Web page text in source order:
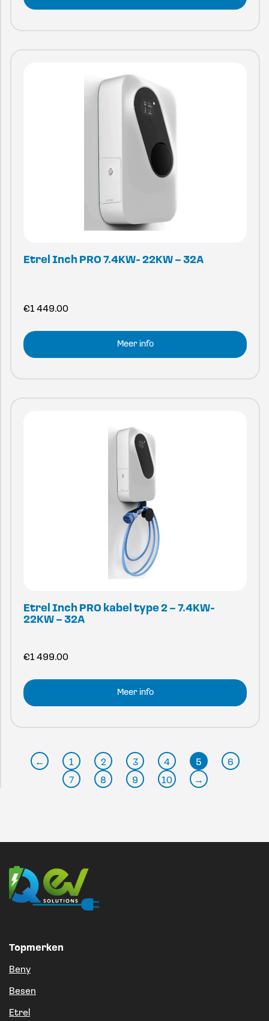
Etrel Inch PRO 7.4KW- 22KW – 32A
€1 449.00
Meer info
Etrel Inch PRO kabel type 2 – 7.4KW-
22KW – 32A
€1 499.00
Meer info
← 1 2 3 4 5
6
7
8 9 10 →
Topmerken
Beny
Besen
Etrel